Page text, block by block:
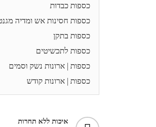
כספות כבדות
כספות חסינות אש ומדיה
כספות בתקן
כספות לתכשיטים
כספות | ארונות נשק וסמים
כספות | ארונות קודש
איכות ללא תחרות